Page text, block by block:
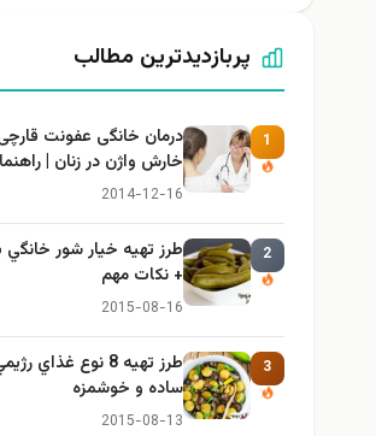
پربازدیدترین مطالب
1
درمان خانگی عفونت
خارش واژن در زنان |
ایمن و کاربردی
2014-12-16
2
+ نكات مهم
2015-08-16
3
طرز تهيه 8 نوع غذاي
ساده و خوشمزه
2015-08-13